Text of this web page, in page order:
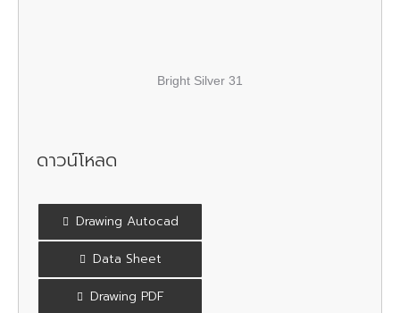
Bright Silver 31
ดาวน์โหลด
Drawing Autocad
Data Sheet
Drawing PDF